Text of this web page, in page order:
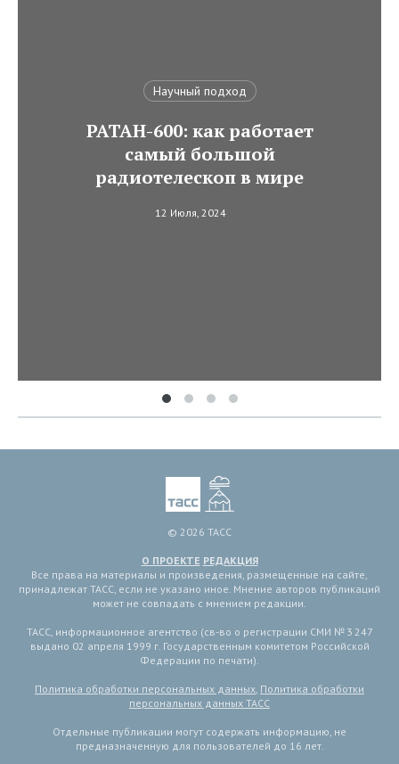
Научный подход
РАТАН-600: как работает
самый большой
радиотелескоп в мире
12 Июля, 2024
© 2026 ТАСС
О ПРОЕКТЕ РЕДАКЦИЯ
Все права на материалы и произведения, размещенные на сайте,
принадлежат ТАСС, если не указано иное. Мнение авторов публикаций
может не совпадать с мнением редакции.
ТАСС, информационное агентство (св-во о регистрации СМИ № 3 247
выдано 02 апреля 1999 г. Государственным комитетом Российской
Федерации по печати).
Политика обработки персональных данных, Политика обработки
персональных данных ТАСС
Отдельные публикации могут содержать информацию, не
предназначенную для пользователей до 16 лет.